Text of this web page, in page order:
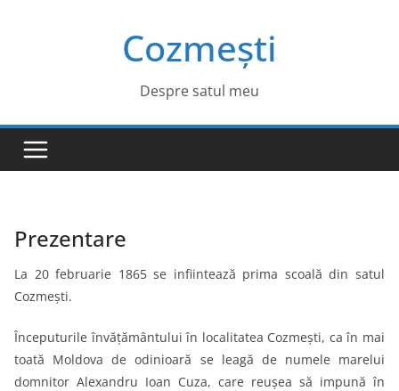
Cozmești
Despre satul meu
Prezentare
La 20 februarie 1865 se infiintează prima scoală din satul
Cozmești.
Începuturile învățământului în localitatea Cozmești, ca în mai
toată Moldova de odinioară se leagă de numele marelui
domnitor Alexandru Ioan Cuza, care reușea să impună în